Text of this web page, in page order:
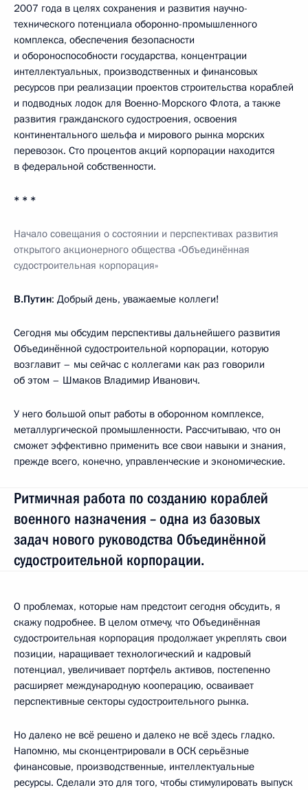
2007 года в целях сохранения и развития научно-
технического потенциала оборонно-промышленного
комплекса, обеспечения безопасности
и обороноспособности государства, концентрации
интеллектуальных, производственных и финансовых
ресурсов при реализации проектов строительства кораблей
и подводных лодок для Военно-Морского Флота, а также
развития гражданского судостроения, освоения
континентального шельфа и мирового рынка морских
перевозок. Сто процентов акций корпорации находится
в федеральной собственности.
* * *
Начало совещания о состоянии и перспективах развития
открытого акционерного общества «Объединённая
судостроительная корпорация»
В.Путин: Добрый день, уважаемые коллеги!
Сегодня мы обсудим перспективы дальнейшего развития
Объединённой судостроительной корпорации, которую
возглавит – мы сейчас с коллегами как раз говорили
об этом – Шмаков Владимир Иванович.
У него большой опыт работы в оборонном комплексе,
металлургической промышленности. Рассчитываю, что он
сможет эффективно применить все свои навыки и знания,
прежде всего, конечно, управленческие и экономические.
Ритмичная работа по созданию кораблей
военного назначения – одна из базовых
задач нового руководства Объединённой
судостроительной корпорации.
О проблемах, которые нам предстоит сегодня обсудить, я
скажу подробнее. В целом отмечу, что Объединённая
судостроительная корпорация продолжает укреплять свои
позиции, наращивает технологический и кадровый
потенциал, увеличивает портфель активов, постепенно
расширяет международную кооперацию, осваивает
перспективные секторы судостроительного рынка.
Но далеко не всё решено и далеко не всё здесь гладко.
Напомню, мы сконцентрировали в ОСК серьёзные
финансовые, производственные, интеллектуальные
ресурсы. Сделали это для того, чтобы стимулировать выпуск